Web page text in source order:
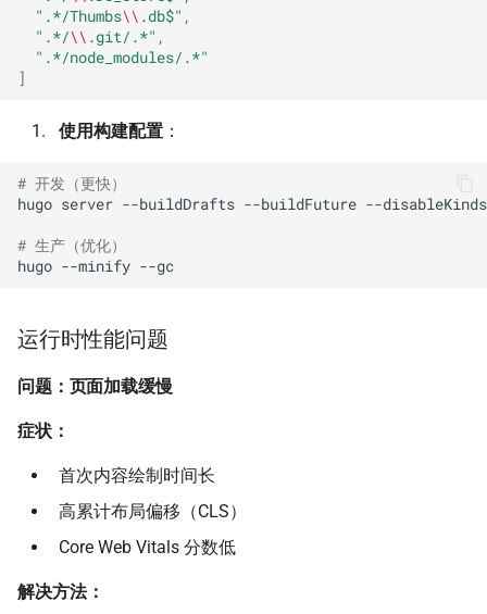
".*/Thumbs\\ .db$" ,
".*/\\ .git/.*" ,
".*/node_modules/.*"
]
使用构建配置 ：
# 开发（更快）
hugo server --buildDrafts --buildFuture --disableKinds
# 生产（优化）
hugo --minify
运行时性能问题
问题：页面加载缓慢
症状：
首次内容绘制时间长
高累计布局偏移（CLS）
Core Web Vitals 分数低
解决方法：